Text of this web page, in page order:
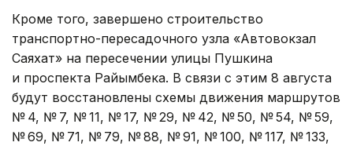
Кроме того, завершено строительство
транспортно-пересадочного узла «Автовокзал
Саяхат» на пересечении улицы Пушкина
и проспекта Райымбека. В связи с этим 8 августа
будут восстановлены схемы движения маршрутов
№ 4, № 7, № 11, № 17, № 29, № 42, № 50, № 54, № 59,
№ 69, № 71, № 79, № 88, № 91, № 100, № 117, № 133,